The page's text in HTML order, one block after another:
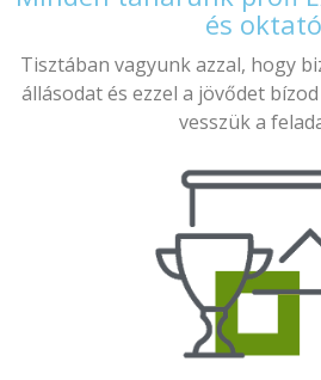
és
Tisztában vagyunk azzal, hogy
állásodat és ezzel a jövődet
vesszük a